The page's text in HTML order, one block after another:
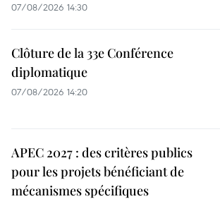
07/08/2026 14:30
Clôture de la 33e Conférence
diplomatique
07/08/2026 14:20
APEC 2027 : des critères publics
pour les projets bénéficiant de
mécanismes spécifiques